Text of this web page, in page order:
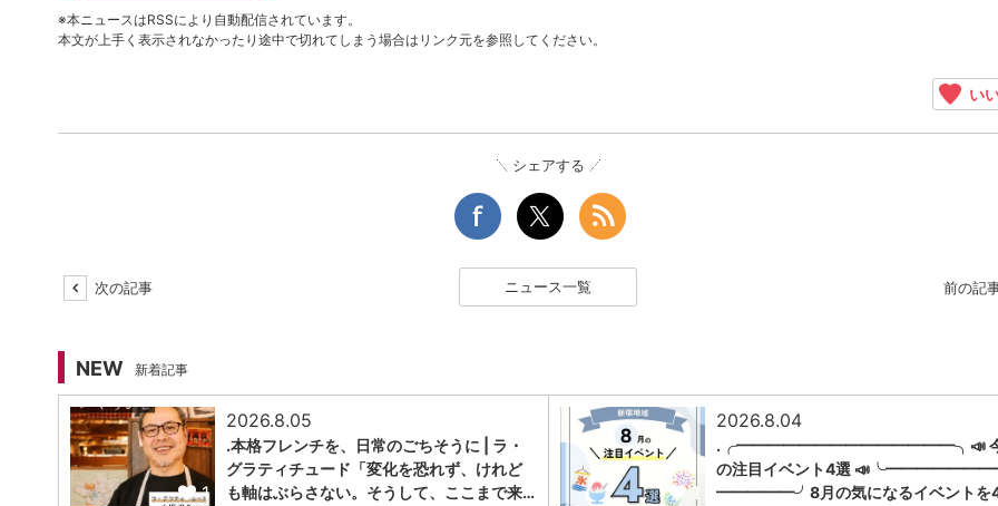
※本ニュースはRSSにより自動配信されています。
本文が上手く表示されなかったり途中で切れてしまう場合はリンク元を参照してください。
い
シェアする
次の記事 ニュース一覧 前の記
NEW 新着記事
1
2026.8.05
.本格フレンチを、日常のごちそうに | ラ・
グラティチュード「変化を恐れず、けれど
も軸はぶらさない。そうして、ここまで来…
1
2026.8.04
.╭━━━━━━━━━━━━━━╮📣 今
の注目イベント4選
━━━━━╯8月の気になるイベントを